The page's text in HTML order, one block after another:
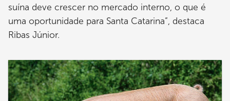
suína deve crescer no mercado interno, o que é
uma oportunidade para Santa Catarina”, destaca
Ribas Júnior.